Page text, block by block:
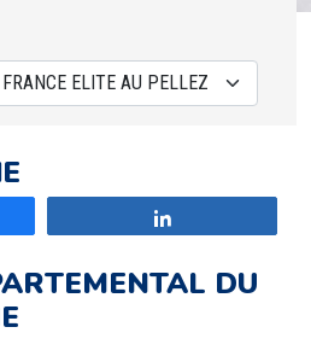
DU